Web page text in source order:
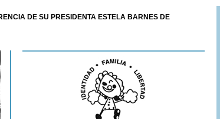
DE SU PRESIDENTA ESTELA BARNES DE